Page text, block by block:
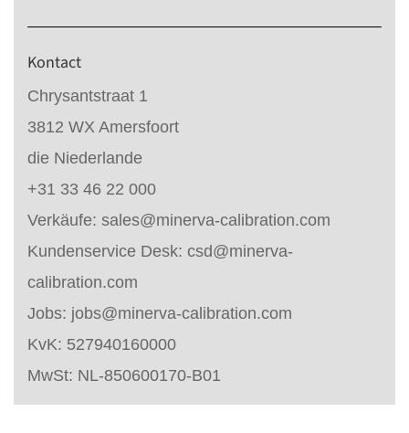
Kontact
Chrysantstraat 1
3812 WX Amersfoort
die Niederlande
+31 33 46 22 000
Verkäufe: sales@minerva-calibration.com
Kundenservice Desk: csd@minerva-
calibration.com
Jobs: jobs@minerva-calibration.com
KvK: 527940160000
MwSt: NL-850600170-B01